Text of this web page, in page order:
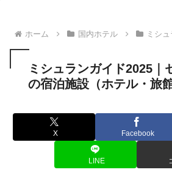
ホーム 国内ホテル ミシ
ミシュランガイド2025｜
の宿泊施設（ホテル・旅館
X Facebook
LINE